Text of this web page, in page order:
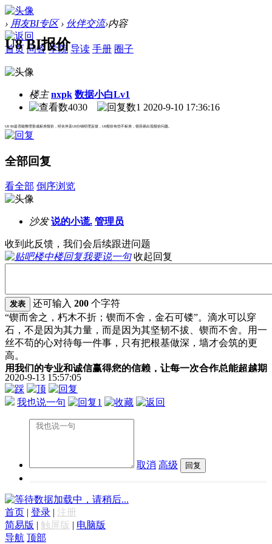
› 用友BI专区 › 伙伴交流›内容
首页 问答 学院 导读 手册 圈子
U8 BI报价
楼主 nxpk 数据小白Lv1
4030
1 2020-9-10 17:36:16
U8 BI是否能整理形成标准报价，经伙伴及U8分销经理反馈，U8报价有些不标准，很容易出现报价问题。
全部回复
看全部 倒序浏览
沙发 说的小谎. 管理员
收到此反馈，我们会后续跟进问题
我要说一句 收起回复
发表 还可输入 200 个字符
“锲而舍之，朽木不折；锲而不舍，金石可镂”。滴水可以穿
石，不是因为其力量，而是因为其坚韧不拔、锲而不舍。用一
丝不苟的心对待每一件事，只有把根基做深，墙才会筑的更
高。
用我们的专业和诚信赢得您的信赖，让每一次合作总能超越期
待。
2020-9-13 15:57:05
我也说一句 1
取消 高级
数据加载中，请稍后...
首页 | 登录 | 注册
简易版 | 触屏版 | 电脑版
导航 顶部